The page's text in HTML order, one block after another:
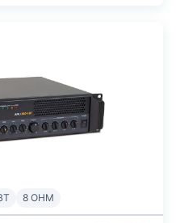
8 OHM